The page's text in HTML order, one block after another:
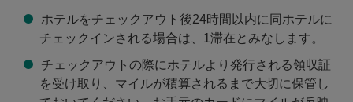
ホテルをチェックアウト後24時間以内に同ホテルに
チェックインされる場合は、1滞在とみなします。
チェックアウトの際にホテルより発行される領収証
を受け取り、マイルが積算されるまで大切に保管し